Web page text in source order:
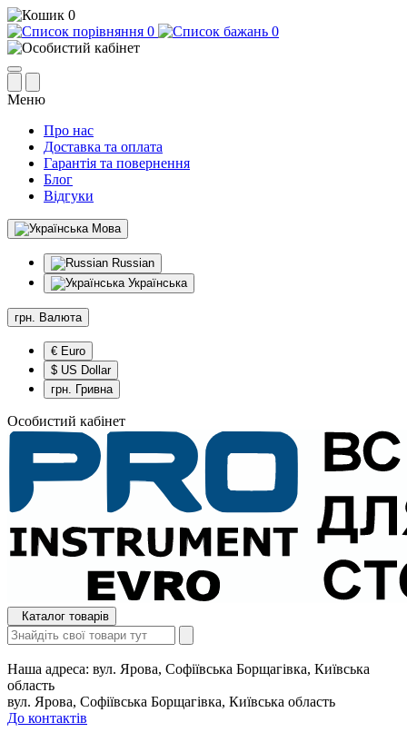
0
0
0
Меню
Про нас
Доставка та оплата
Гарантія та повернення
Блог
Відгуки
Мова
Russian
Українська
грн. Валюта
€ Euro
$ US Dollar
грн. Гривна
Особистий кабінет
Каталог товарів
Наша адреса: вул. Ярова, Софіївська Борщагівка, Київська
область
вул. Ярова, Софіївська Борщагівка, Київська область
До контактів